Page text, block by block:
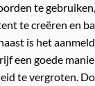
te gebruiken,
te creëren en
is het
een goede
te vergroten.